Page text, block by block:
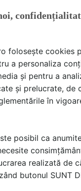
evident in
care imprima
de
accesoriilor si a
general al
pentru a
bronz sau cupru
folosește cookies
a personaliza
și pentru a
și prelucrate, de
în
posibil ca
realizată de
butonul SUNT